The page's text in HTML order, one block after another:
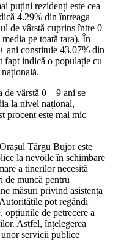
puțini rezidenți este cea
4.29% din întreaga
de vârstă cuprins între 0
pe toată țara). În
ani constituie 43.07% din
fapt indică o populație cu
de vârstă 0 – 9 ani se
la nivel național,
procent este mai mic
Târgu Bujor este
la nevoile în schimbare
a tinerilor necesită
muncă pentru
măsuri privind asistența
pot regândi
opțiunile de petrecere a
Astfel, înțelegerea
servicii publice